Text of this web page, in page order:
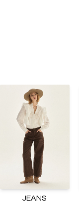
JEANS